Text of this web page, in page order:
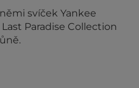
svíček Yankee
Paradise Collection